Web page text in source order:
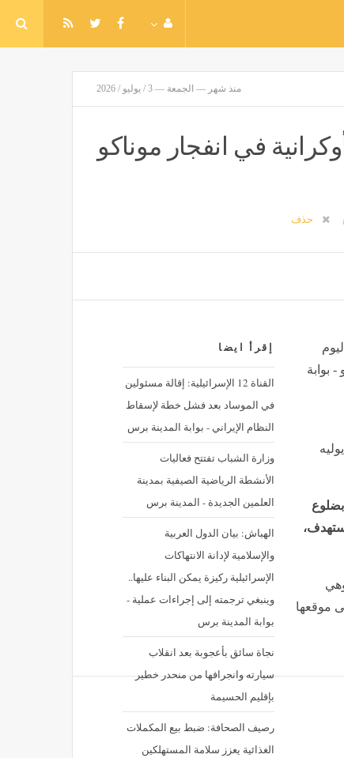
منذ شهر — الجمعة — 3 / يوليو / 2026
في انفجار موناكو
حذف
إقرأ ايضا
القناة 12 الإسرائيلية: إقالة مسئولين
في الموساد بعد فشل خطة لإسقاط
النظام الإيراني - بوابة المدينة برس
وزارة الشباب تفتتح فعاليات
الأنشطة الرياضية الصيفية بمدينة
العلمين الجديدة - المدينة برس
الهباش: بيان الدول العربية
والإسلامية لإدانة الانتهاكات
الإسرائيلية ركيزة يمكن البناء عليها..
وينبغي ترجمته إلى إجراءات عملية -
بوابة المدينة برس
نجاة سائق بأعجوبة بعد انقلاب
سيارته وانجرافها من منحدر خطير
بإقليم الحسيمة
رصيف الصحافة: ضبط بيع المكملات
الغذائية يعزز سلامة المستهلكين
بوابة
نشر في: الجمعة 3 يوليه 2026 - 1:01 م | آخر تحديث: الجمعة 3 يوليه
بضلوع
الذي استهدف،
على موقعها